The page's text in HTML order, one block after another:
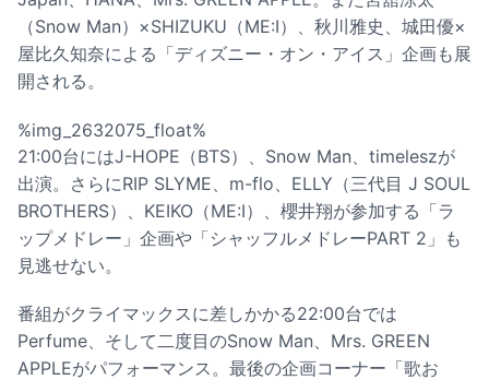
（Snow Man）×SHIZUKU（ME:I）、秋川雅史、城田優×
屋比久知奈による「ディズニー・オン・アイス」企画も展
開される。
%img_2632075_float%
21:00台にはJ-HOPE（BTS）、Snow Man、timeleszが
出演。さらにRIP SLYME、m-flo、ELLY（三代目 J SOUL
BROTHERS）、KEIKO（ME:I）、櫻井翔が参加する「ラ
ップメドレー」企画や「シャッフルメドレーPART 2」も
見逃せない。
番組がクライマックスに差しかかる22:00台では
Perfume、そして二度目のSnow Man、Mrs. GREEN
APPLEがパフォーマンス。最後の企画コーナー「歌お